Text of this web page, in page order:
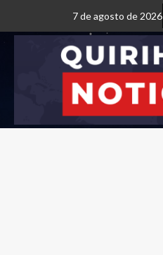
7 de agosto de 2026